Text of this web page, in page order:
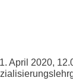
April 2020,